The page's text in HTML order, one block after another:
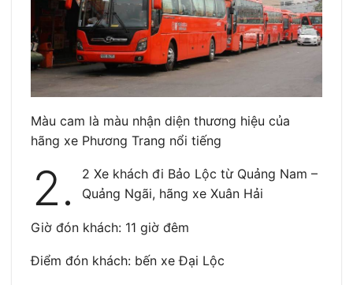
Màu cam là màu nhận diện thương hiệu của
hãng xe Phương Trang nổi tiếng
2.
2 Xe khách đi Bảo Lộc từ Quảng Nam –
Quảng Ngãi, hãng xe Xuân Hải
Giờ đón khách: 11 giờ đêm
Điểm đón khách: bến xe Đại Lộc